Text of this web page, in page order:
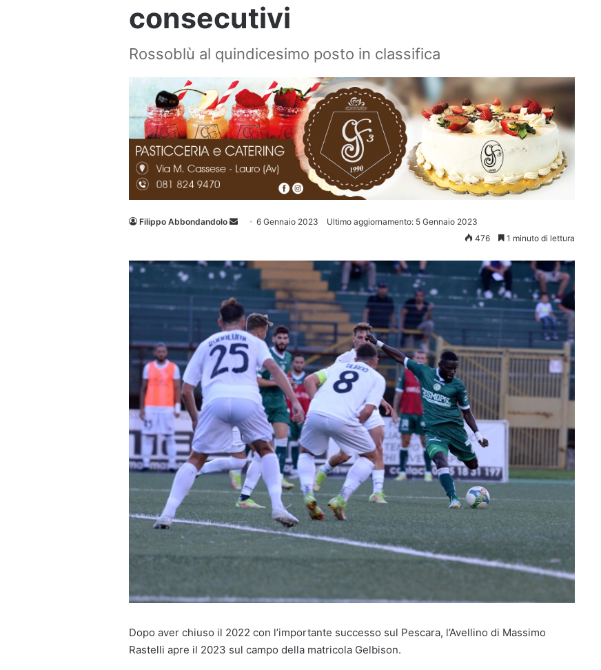
consecutivi
Rossoblù al quindicesimo posto in classifica
Filippo Abbondandolo
Invia 6 Gennaio 2023
Ultimo aggiornamento: 5 Gennaio 2023
476
1 minuto di lettura
Dopo aver chiuso il 2022 con l’importante successo sul Pescara, l’Avellino di Massimo
Rastelli apre il 2023 sul campo della matricola Gelbison.